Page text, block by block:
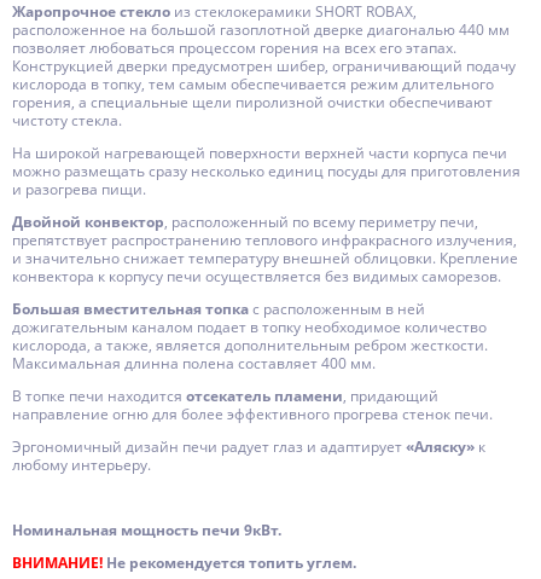
Жаропрочное стекло из стеклокерамики SHORT ROBAX,
расположенное на большой газоплотной дверке диагональю 440 мм
позволяет любоваться процессом горения на всех его этапах.
Конструкцией дверки предусмотрен шибер, ограничивающий подачу
кислорода в топку, тем самым обеспечивается режим длительного
горения, а специальные щели пиролизной очистки обеспечивают
чистоту стекла.
На широкой нагревающей поверхности верхней части корпуса печи
можно размещать сразу несколько единиц посуды для приготовления
и разогрева пищи.
Двойной конвектор, расположенный по всему периметру печи,
препятствует распространению теплового инфракрасного излучения,
и значительно снижает температуру внешней облицовки. Крепление
конвектора к корпусу печи осуществляется без видимых саморезов.
Большая вместительная топкас расположенным в ней
дожигательным каналом подает в топку необходимое количество
кислорода, а также, является дополнительным ребром жесткости.
Максимальная длинна полена составляет 400 мм.
В топке печи находится отсекатель пламени, придающий
направление огню для более эффективного прогрева стенок печи.
Эргономичный дизайн печи радует глаз и адаптирует«Аляску» к
любому интерьеру.
Номинальная мощность печи 9кВт.
ВНИМАНИЕ! Не рекомендуется топить углем.